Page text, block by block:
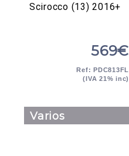
Scirocco (13) 2016+
569€
Ref: PDC813FL
(IVA 21% inc)
Varios